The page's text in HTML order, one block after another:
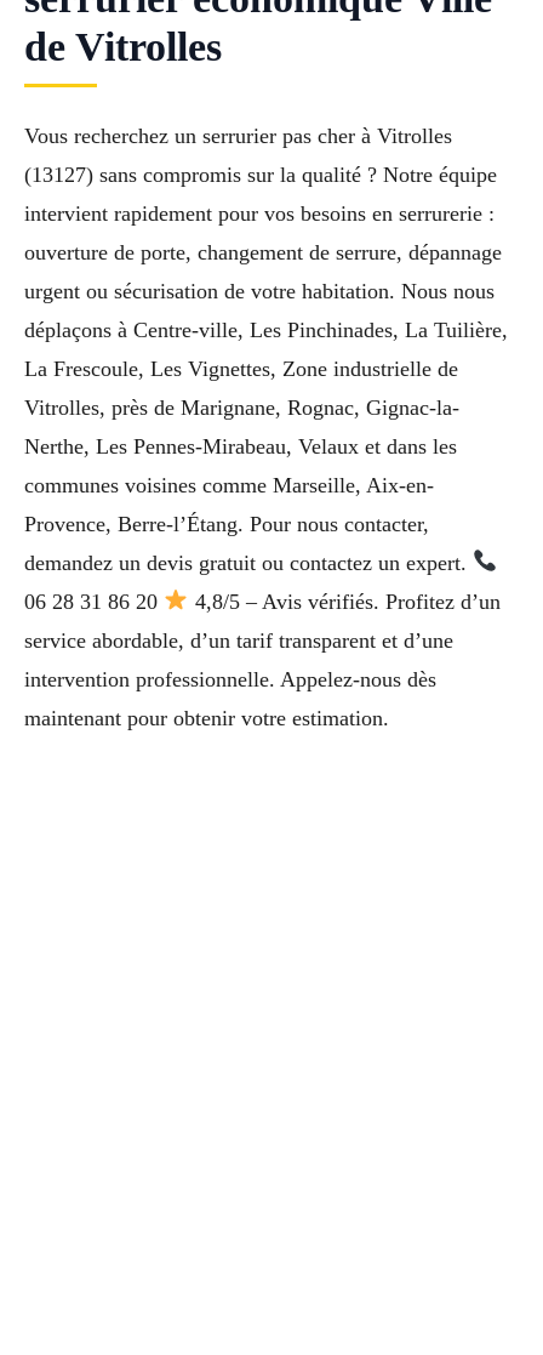
de Vitrolles
Vous recherchez un serrurier pas cher à Vitrolles
(13127) sans compromis sur la qualité ? Notre équipe
intervient rapidement pour vos besoins en serrurerie :
ouverture de porte, changement de serrure, dépannage
urgent ou sécurisation de votre habitation. Nous nous
déplaçons à Centre-ville, Les Pinchinades, La Tuilière,
La Frescoule, Les Vignettes, Zone industrielle de
Vitrolles, près de Marignane, Rognac, Gignac-la-
Nerthe, Les Pennes-Mirabeau, Velaux et dans les
communes voisines comme Marseille, Aix-en-
Provence, Berre-l’Étang. Pour nous contacter,
demandez un devis gratuit ou contactez un expert.
06 28 31 86 20
4,8/5 – Avis vérifiés. Profitez d’un
service abordable, d’un tarif transparent et d’une
intervention professionnelle. Appelez-nous dès
maintenant pour obtenir votre estimation.